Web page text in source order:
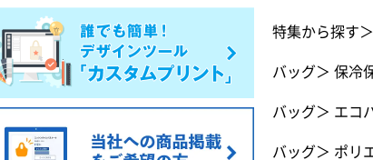
特集から探す＞
バッグ＞ 保冷
バッグ＞ エコ
バッグ＞ ポリ